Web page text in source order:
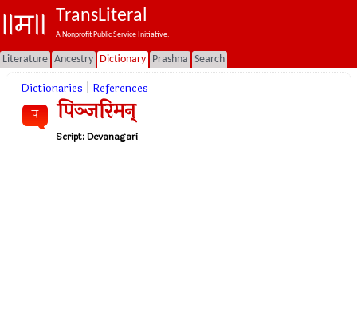
TransLiteral
A Nonprofit Public Service Initiative.
Literature Ancestry Dictionary Prashna Search
Dictionaries References
प पिञ्जरिमन्
Script:Devanagari